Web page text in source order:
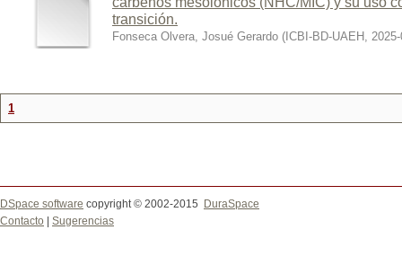
transición.
Fonseca Olvera, Josué Gerardo ( ICBI-BD-UAEH ,
1
DSpace software copyright © 2002-2015
DuraSpace
Contacto
Sugerencias